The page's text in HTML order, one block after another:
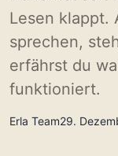
Lesen klappt.
sprechen,
erfährst du
funktioniert.
Erla Team29.